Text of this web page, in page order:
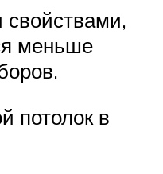
меньше
потолок в